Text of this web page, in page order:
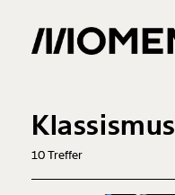
0Treffer
Klassismus
10Treffer